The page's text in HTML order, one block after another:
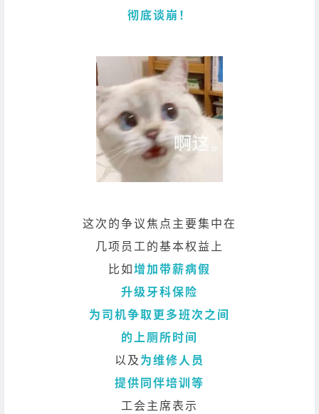
彻底谈崩！
这次的争议焦点主要集中在
几项员工的基本权益上
比如增加带薪病假
升级牙科保险
为司机争取更多班次之间
的上厕所时间
以及 为维修人员
提供同伴培训等
工会主席表示